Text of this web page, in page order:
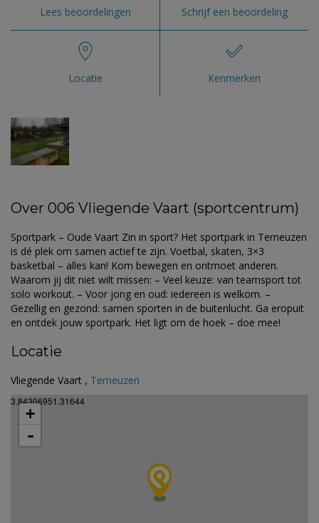
Lees beoordelingen Schrijf een beoordeling
Locatie Kenmerken
Over 006 Vliegende Vaart (sportcentrum)
Sportpark – Oude Vaart Zin in sport? Het sportpark in Terneuzen
is dé plek om samen actief te zijn. Voetbal, skaten, 3×3
basketbal – alles kan! Kom bewegen en ontmoet anderen.
Waarom jij dit niet wilt missen: – Veel keuze: van teamsport tot
solo workout. – Voor jong en oud: iedereen is welkom. –
Gezellig en gezond: samen sporten in de buitenlucht. Ga eropuit
en ontdek jouw sportpark. Het ligt om de hoek – doe mee!
Locatie
Vliegende Vaart , Terneuzen
3.84306951.31644
+
-